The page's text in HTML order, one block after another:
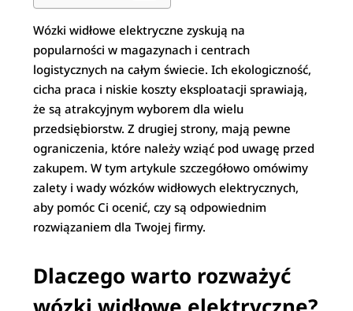
Wózki widłowe elektryczne zyskują na
popularności w magazynach i centrach
logistycznych na całym świecie. Ich ekologiczność,
cicha praca i niskie koszty eksploatacji sprawiają,
że są atrakcyjnym wyborem dla wielu
przedsiębiorstw. Z drugiej strony, mają pewne
ograniczenia, które należy wziąć pod uwagę przed
zakupem. W tym artykule szczegółowo omówimy
zalety i wady wózków widłowych elektrycznych,
aby pomóc Ci ocenić, czy są odpowiednim
rozwiązaniem dla Twojej firmy.
Dlaczego warto rozważyć